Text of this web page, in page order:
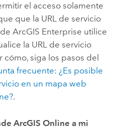
el acceso solamente
que la URL de servicio
ArcGIS Enterprise utilice
la URL de servicio
cómo, siga los pasos del
frecuente: ¿Es posible
en un mapa web
.
ArcGIS Online a mi